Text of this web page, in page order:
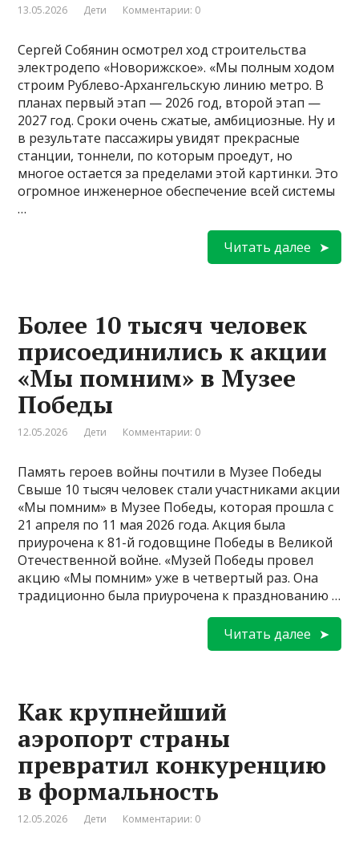
13.05.2026 Дети Комментарии: 0
Сергей Собянин осмотрел ход строительства
электродепо «Новорижское». «Мы полным ходом
строим Рублево-Архангельскую линию метро. В
планах первый этап — 2026 год, второй этап —
2027 год. Сроки очень сжатые, амбициозные. Ну и
в результате пассажиры увидят прекрасные
станции, тоннели, по которым проедут, но
многое остается за пределами этой картинки. Это
огромное инженерное обеспечение всей системы
…
Читать далее
Более 10 тысяч человек
присоединились к акции
«Мы помним» в Музее
Победы
12.05.2026 Дети Комментарии: 0
Память героев войны почтили в Музее Победы
Свыше 10 тысяч человек стали участниками акции
«Мы помним» в Музее Победы, которая прошла с
21 апреля по 11 мая 2026 года. Акция была
приурочена к 81-й годовщине Победы в Великой
Отечественной войне. «Музей Победы провел
акцию «Мы помним» уже в четвертый раз. Она
традиционно была приурочена к празднованию …
Читать далее
Как крупнейший
аэропорт страны
превратил конкуренцию
в формальность
12.05.2026 Дети Комментарии: 0